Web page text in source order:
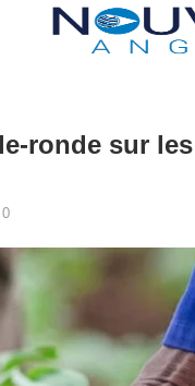
ronde sur
0